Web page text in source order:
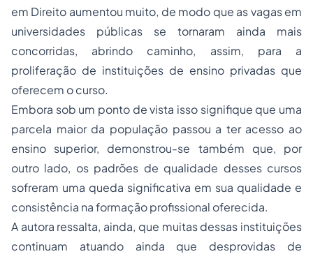
em Direito aumentou muito, de modo que as vagas em
universidades públicas se tornaram ainda mais
concorridas, abrindo caminho, assim, para a
proliferação de instituições de ensino privadas que
oferecem o curso.
Embora sob um ponto de vista isso signifique que uma
parcela maior da população passou a ter acesso ao
ensino superior, demonstrou-se também que, por
outro lado, os padrões de qualidade desses cursos
sofreram uma queda significativa em sua qualidade e
consistência na formação profissional oferecida.
A autora ressalta, ainda, que muitas dessas instituições
continuam atuando ainda que desprovidas de